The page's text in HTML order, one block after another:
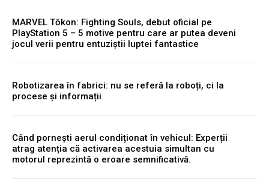
MARVEL Tōkon: Fighting Souls, debut oficial pe
PlayStation 5 – 5 motive pentru care ar putea deveni
jocul verii pentru entuziștii luptei fantastice
Robotizarea în fabrici: nu se referă la roboți, ci la
procese și informații
Când pornești aerul condiționat în vehicul: Experții
atrag atenția că activarea acestuia simultan cu
motorul reprezintă o eroare semnificativă.